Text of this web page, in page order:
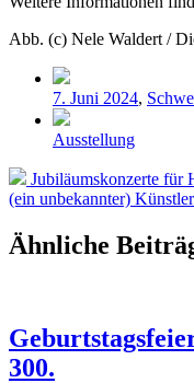
Abb. (c) Nele Waldert /
Veröffentlicht
in
7. Juni 2024,
Schlagwörter
Ausstellung
Vorheriger
Beitrag:
Jubiläumskonzerte für
(ein unbekannter)
Ähnliche
300.